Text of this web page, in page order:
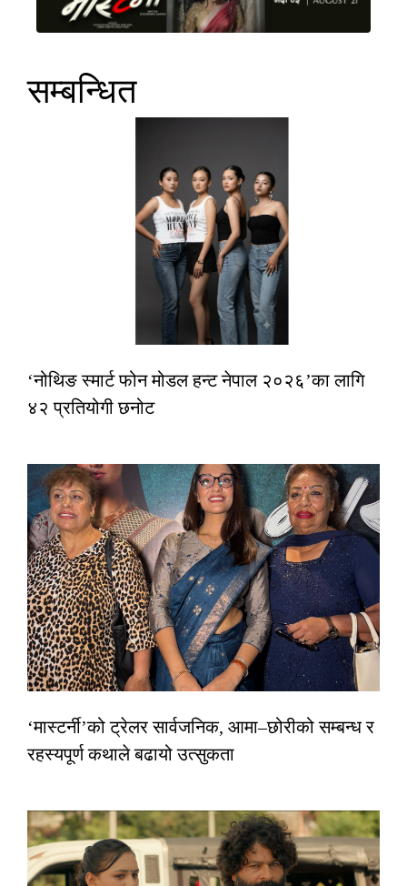
सम्बन्धित
‘नोथिङ स्मार्ट फोन मोडल हन्ट नेपाल २०२६’का लागि
४२ प्रतियोगी छनोट
‘मास्टर्नी’को ट्रेलर सार्वजनिक, आमा–छोरीको सम्बन्ध र
रहस्यपूर्ण कथाले बढायो उत्सुकता